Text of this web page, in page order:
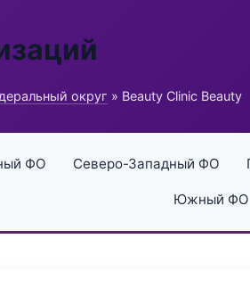
округ » Beauty Clinic Beauty
ФО Северо-Западный ФО
Южный ФО